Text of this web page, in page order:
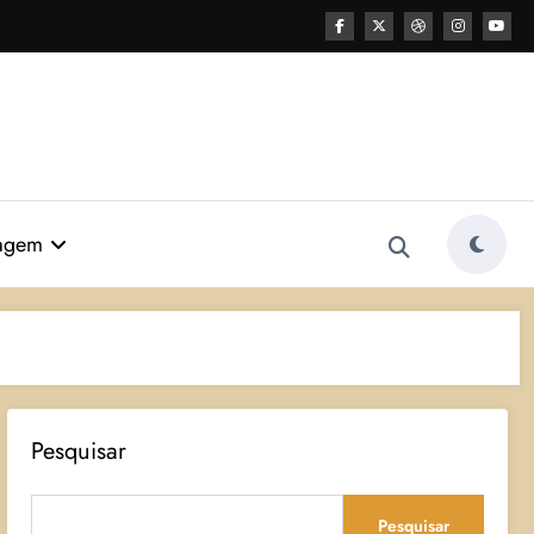
Pesquisar
Pesquisar